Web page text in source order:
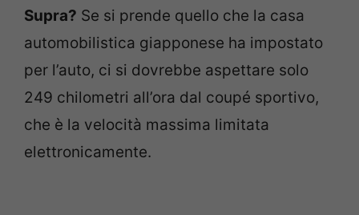
Supra? Se si prende quello che la casa
automobilistica giapponese ha impostato
per l’auto, ci si dovrebbe aspettare solo
249 chilometri all’ora dal coupé sportivo,
che è la velocità massima limitata
elettronicamente.